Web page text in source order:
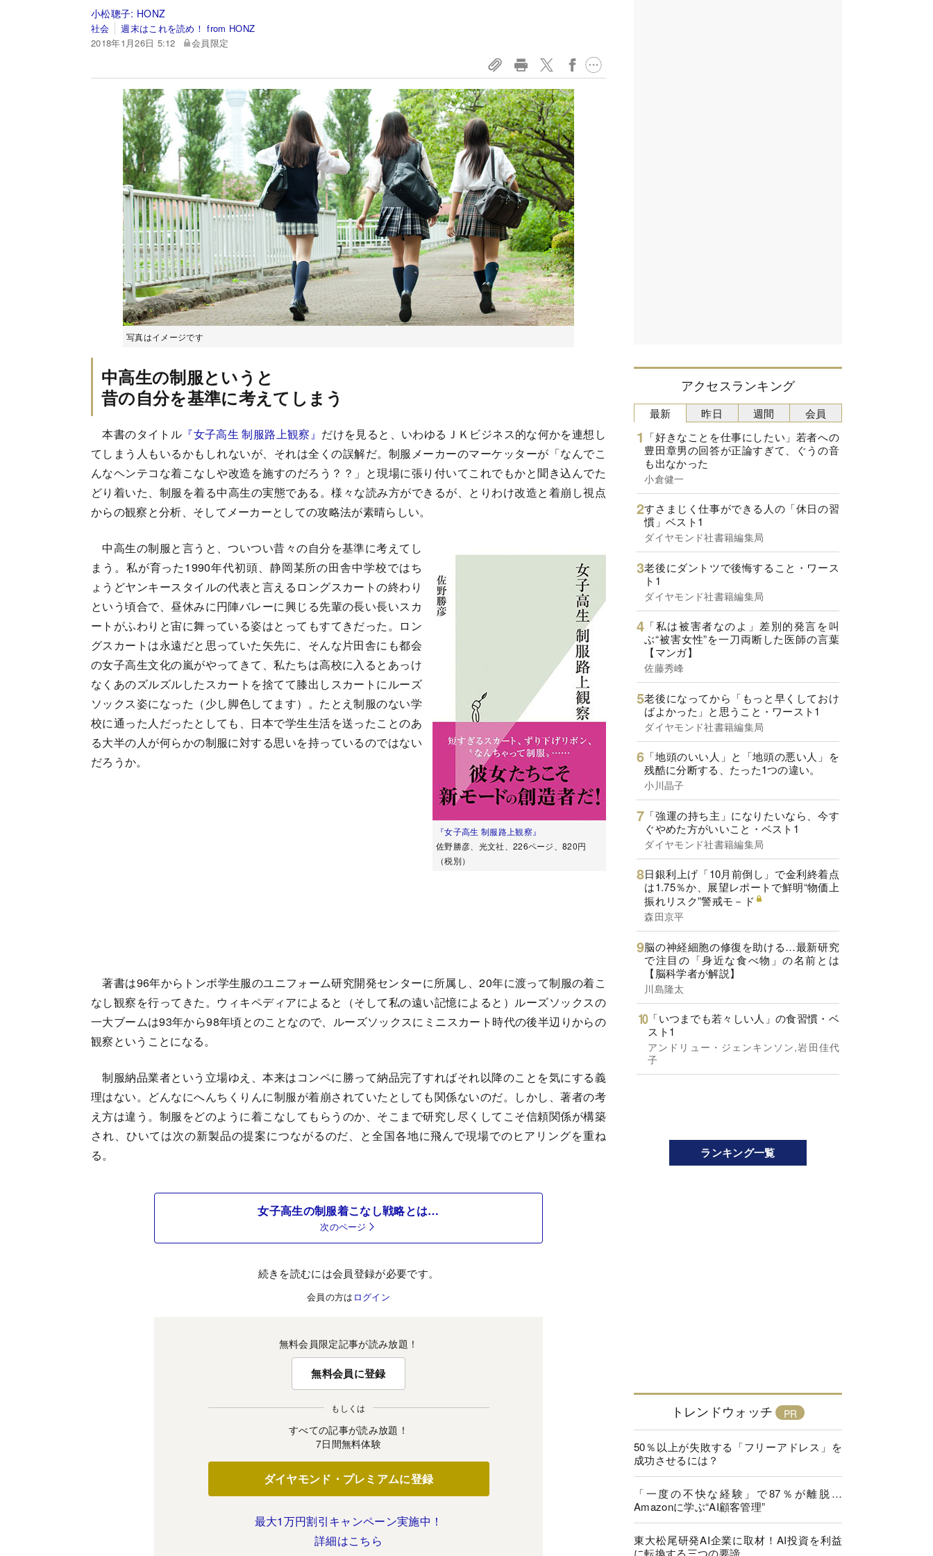
小松聰子: HONZ
社会
週末はこれを読め！ from HONZ
2018年1月26日 5:12
会員限定
写真はイメージです
中高生の制服というと
昔の自分を基準に考えてしまう
本書のタイトル 『女子高生 制服路上観察』 だけを見ると、いわゆるＪＫビジネス的な何かを連想し
てしまう人もいるかもしれないが、それは全くの誤解だ。制服メーカーのマーケッターが「なんでこ
んなヘンテコな着こなしや改造を施すのだろう？？」と現場に張り付いてこれでもかと聞き込んでた
どり着いた、制服を着る中高生の実態である。様々な読み方ができるが、とりわけ改造と着崩し視点
からの観察と分析、そしてメーカーとしての攻略法が素晴らしい。
『女子高生 制服路上観察』
佐野勝彦、光文社、226ページ、820円
（税別）
中高生の制服と言うと、ついつい昔々の自分を基準に考えてし
まう。私が育った1990年代初頭、静岡某所の田舎中学校ではち
ょうどヤンキースタイルの代表と言えるロングスカートの終わり
という頃合で、昼休みに円陣バレーに興じる先輩の長い長いスカ
ートがふわりと宙に舞っている姿はとってもすてきだった。ロン
グスカートは永遠だと思っていた矢先に、そんな片田舎にも都会
の女子高生文化の嵐がやってきて、私たちは高校に入るとあっけ
なくあのズルズルしたスカートを捨てて膝出しスカートにルーズ
ソックス姿になった（少し脚色してます）。たとえ制服のない学
校に通った人だったとしても、日本で学生生活を送ったことのあ
る大半の人が何らかの制服に対する思いを持っているのではない
だろうか。
著書は96年からトンボ学生服のユニフォーム研究開発センターに所属し、20年に渡って制服の着こ
なし観察を行ってきた。ウィキペディアによると（そして私の遠い記憶によると）ルーズソックスの
一大ブームは93年から98年頃とのことなので、ルーズソックスにミニスカート時代の後半辺りからの
観察ということになる。
制服納品業者という立場ゆえ、本来はコンペに勝って納品完了すればそれ以降のことを気にする義
理はない。どんなにへんちくりんに制服が着崩されていたとしても関係ないのだ。しかし、著者の考
え方は違う。制服をどのように着こなしてもらうのか、そこまで研究し尽くしてこそ信頼関係が構築
され、ひいては次の新製品の提案につながるのだ、と全国各地に飛んで現場でのヒアリングを重ね
る。
女子高生の制服着こなし戦略とは…
次のページ
続きを読むには会員登録が必要です。
会員の方は ログイン
無料会員限定記事が読み放題！
無料会員に登録
もしくは
すべての記事が読み放題！
7日間無料体験
ダイヤモンド・プレミアムに登録
最大1万円割引キャンペーン実施中！
詳細はこちら
アクセスランキング
最新
「好きなことを仕事にしたい」若者への
豊田章男の回答が正論すぎて、ぐうの音
も出なかった
小倉健一
すさまじく仕事ができる人の「休日の習
慣」ベスト1
ダイヤモンド社書籍編集局
老後にダントツで後悔すること・ワース
ト1
ダイヤモンド社書籍編集局
「私は被害者なのよ」差別的発言を叫
ぶ“被害女性”を一刀両断した医師の言葉
【マンガ】
佐藤秀峰
老後になってから「もっと早くしておけ
ばよかった」と思うこと・ワースト1
ダイヤモンド社書籍編集局
「地頭のいい人」と「地頭の悪い人」を
残酷に分断する、たった1つの違い。
小川晶子
「強運の持ち主」になりたいなら、今す
ぐやめた方がいいこと・ベスト1
ダイヤモンド社書籍編集局
日銀利上げ「10月前倒し」で金利終着点
は1.75％か、展望レポートで鮮明“物価上
振れリスク”警戒モ－ド
森田京平
脳の神経細胞の修復を助ける…最新研究
で注目の「身近な食べ物」の名前とは
【脳科学者が解説】
川島隆太
「いつまでも若々しい人」の食習慣・ベ
スト1
アンドリュー・ジェンキンソン,岩田佳代
子
昨日 週間 会員
ランキング一覧
トレンドウォッチ
50％以上が失敗する「フリーアドレス」を
成功させるには？
「一度の不快な経験」で87％が離脱…
Amazonに学ぶ“AI顧客管理”
東大松尾研発AI企業に取材！AI投資を利益
に転換する三つの要諦